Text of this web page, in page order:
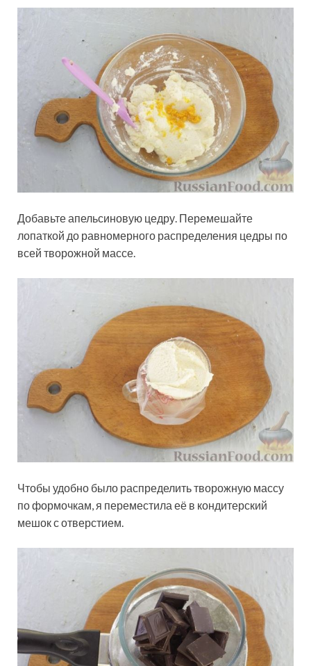
Добавьте апельсиновую цедру. Перемешайте
лопаткой до равномерного распределения цедры по
всей творожной массе.
Чтобы удобно было распределить творожную массу
по формочкам, я переместила её в кондитерский
мешок с отверстием.